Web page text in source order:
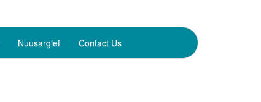
Nuusargief Contact Us